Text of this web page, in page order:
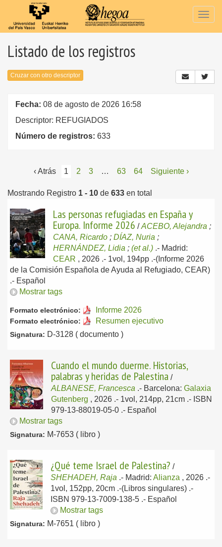
Listado de los registros
Cruzar con otro descriptor
Fecha: 08 de agosto de 2026 16:58
Descriptor: REFUGIADOS
Número de registros: 633
‹ Atrás 1 2 3 … 63 64 Siguiente ›
Mostrando Registro 1 - 10 de 633 en total
Las personas refugiadas en España y
Europa. Informe 2026 /ACEBO, Alejandra ;
CANA, Ricardo ; DÍAZ, Nuria ;
HERNÁNDEZ, Lidia ; (et al.) .- Madrid:
CEAR , 2026 .- 1vol, 194pp .-(Informe 2026
de la Comisión Española de Ayuda al Refugiado, CEAR)
.- Español
Mostrar tags
Formato electrónico: Informe 2026
Formato electrónico: Resumen ejecutivo
Signatura: D-3128 ( documento )
Cuando el mundo duerme. Historias,
palabras y heridas de Palestina /
ALBANESE, Francesca .- Barcelona: Galaxia
Gutenberg , 2026 .- 1vol, 214pp, 21cm .- ISBN
979-13-88019-05-0 .- Español
Mostrar tags
Signatura: M-7653 ( libro )
¿Qué teme Israel de Palestina? /
SHEHADEH, Raja .- Madrid: Alianza , 2026 .-
1vol, 152pp, 20cm .-(Libros singulares) .-
ISBN 979-13-7009-138-5 .- Español
Mostrar tags
Signatura: M-7651 ( libro )